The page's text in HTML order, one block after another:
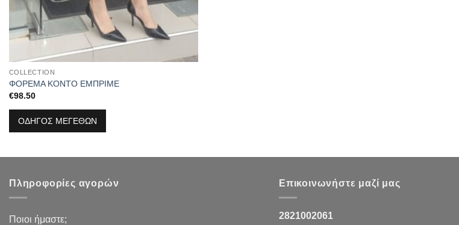
COLLECTION
ΦΟΡΕΜΑ ΚΟΝΤΟ ΕΜΠΡΙΜΕ
€98.50
ΟΔΗΓΟΣ ΜΕΓΕΘΩΝ
Πληροφορίες αγορών
Ποιοι ήμαστε;
Επικοινωνήστε μαζί μας
2821002061